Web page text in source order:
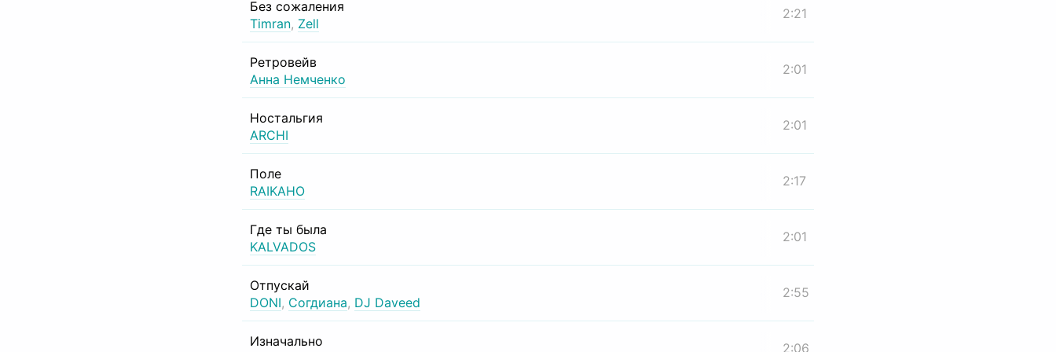
Без сожаления
Timran, Zell
2:21
Ретровейв
Анна Немченко
2:01
Ностальгия
ARCHI
2:01
Поле
RAIKAHO
2:17
Где ты была
KALVADOS
2:01
Отпускай
DONI, Согдиана, DJ Daveed
2:55
Изначально
2:06